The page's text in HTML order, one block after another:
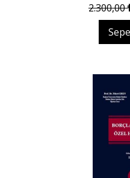
2.300,00